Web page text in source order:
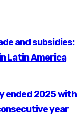
and subsidies:
Latin America
ended 2025 with
year